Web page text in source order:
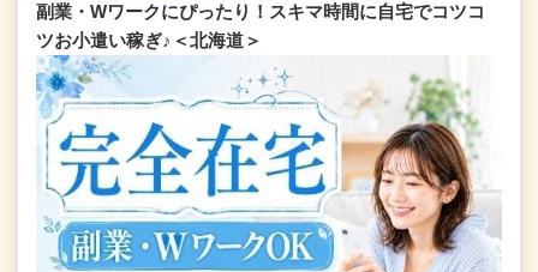
副業・Wワークにぴったり！スキマ時間に自宅でコツコ
ツお小遣い稼ぎ♪＜北海道＞